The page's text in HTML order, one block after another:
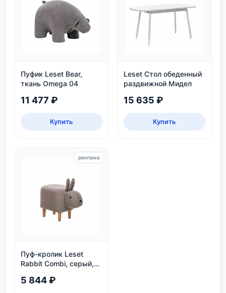
Пуфик Leset Bear,
ткань Omega 04
11 477 ₽
Купить
Leset Стол обеденный
раздвижной Мидел
15 635 ₽
Купить
Пуф-кролик Leset
Rabbit Combi, серый,
кг
5 844 ₽
реклама